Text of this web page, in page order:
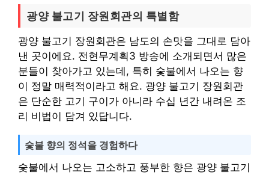
광양 불고기 장원회관의 특별함
광양 불고기 장원회관은 남도의 손맛을 그대로 담아
낸 곳이에요. 전현무계획3 방송에 소개되면서 많은
분들이 찾아가고 있는데, 특히 숯불에서 나오는 향
이 정말 매력적이라고 해요. 광양 불고기 장원회관
은 단순한 고기 구이가 아니라 수십 년간 내려온 조
리 비법이 담겨 있답니다.
숯불 향의 정석을 경험하다
숯불에서 나오는 고소하고 풍부한 향은 광양 불고기